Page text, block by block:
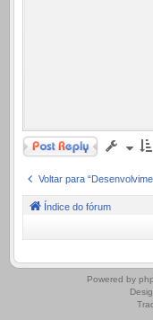
Responder
Voltar para
Índice do fórum
.
Powered by